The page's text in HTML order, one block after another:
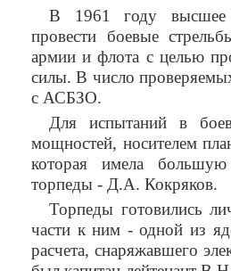
В 1961 году высшее
провести боевые
армии и флота с целью
силы. В число
с АСБЗО.
Для испытаний в
мощностей, носителем
которая имела большую
торпеды - Д.А. Кокряков.
Торпеды готовились
части к ним - одной из
расчета, снаряжавшего